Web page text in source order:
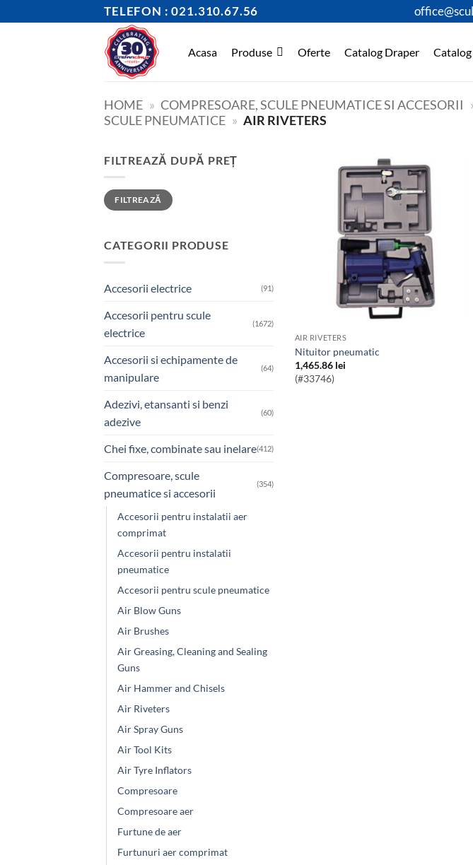
to
TELEFON : 021.310.67.56
Acasa Produse Oferte Catalog Draper Catalog
HOME » COMPRESOARE, SCULE PNEUMATICE SI ACCESORII
SCULE PNEUMATICE » AIR RIVETERS
FILTREAZĂ DUPĂ PREȚ
Preț
minim
Preț
maxim
FILTREAZĂ
CATEGORII PRODUSE
Accesorii electrice (91)
Accesorii pentru scule
electrice
(1672)
Accesorii si echipamente de
manipulare
(64)
Adezivi, etansanti si benzi
adezive
(60)
Chei fixe, combinate sau inelare(412)
Compresoare, scule
pneumatice si accesorii
(354)
Accesorii pentru instalatii aer
comprimat
Accesorii pentru instalatii
pneumatice
Accesorii pentru scule pneumatice
Air Blow Guns
Air Brushes
Air Greasing, Cleaning and Sealing
Guns
Air Hammer and Chisels
Air Riveters
Air Spray Guns
Air Tool Kits
Air Tyre Inflators
Compresoare
Compresoare aer
Furtune de aer
Furtunuri aer comprimat
AIR RIVETERS
Nituitor pneumatic
1,465.86 lei
(#33746)